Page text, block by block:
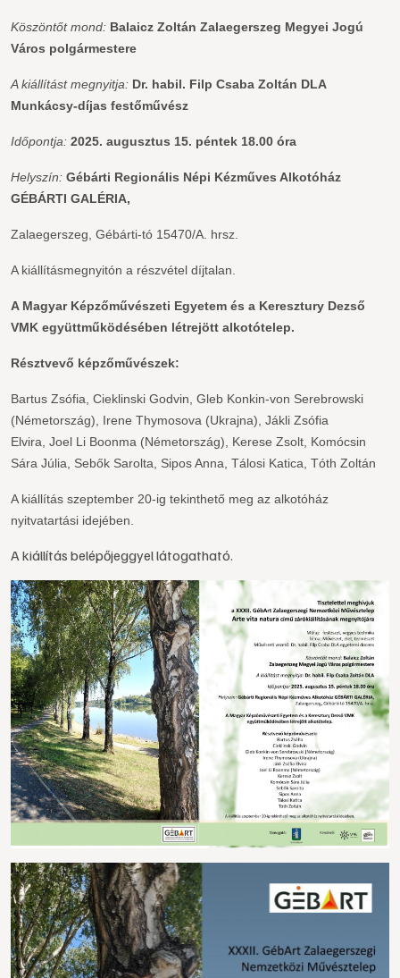
Köszöntőt mond: Balaicz Zoltán Zalaegerszeg Megyei Jogú
Város polgármestere
A kiállítást megnyitja: Dr. habil. Filp Csaba Zoltán DLA
Munkácsy-díjas festőművész
Időpontja: 2025. augusztus 15. péntek 18.00 óra
Helyszín: Gébárti Regionális Népi Kézműves Alkotóház
GÉBÁRTI GALÉRIA,
Zalaegerszeg, Gébárti-tó 15470/A. hrsz.
A kiállításmegnyitón a részvétel díjtalan.
A Magyar Képzőművészeti Egyetem és a Keresztury Dezső
VMK együttműködésében létrejött alkotótelep.
Résztvevő képzőművészek:
Bartus Zsófia, Cieklinski Godvin, Gleb Konkin-von Serebrowski
(Németország), Irene Thymosova (Ukrajna), Jákli Zsófia
Elvira, Joel Li Boonma (Németország), Kerese Zsolt, Komócsin
Sára Júlia, Sebők Sarolta, Sipos Anna, Tálosi Katica, Tóth Zoltán
A kiállítás szeptember 20-ig tekinthető meg az alkotóház
nyitvatartási idejében.
A kiállítás belépőjeggyel látogatható.